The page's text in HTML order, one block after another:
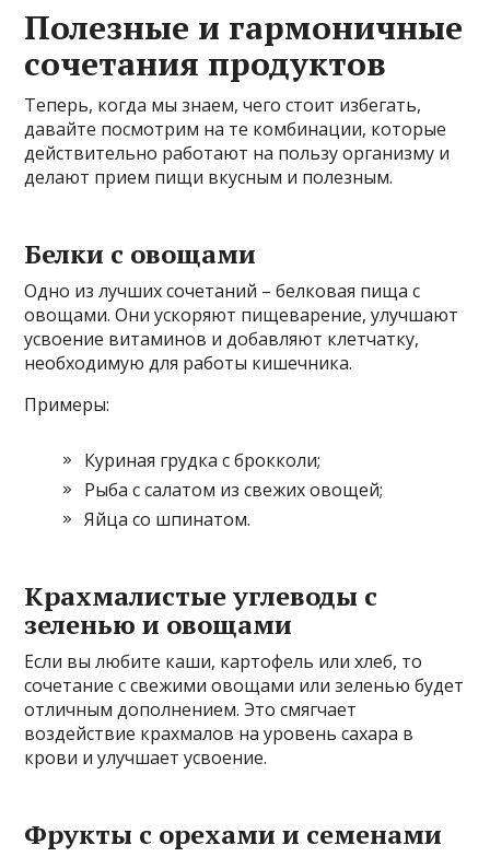
Полезные и гармоничные
сочетания продуктов
Теперь, когда мы знаем, чего стоит избегать,
давайте посмотрим на те комбинации, которые
действительно работают на пользу организму и
делают прием пищи вкусным и полезным.
Белки с овощами
Одно из лучших сочетаний – белковая пища с
овощами. Они ускоряют пищеварение, улучшают
усвоение витаминов и добавляют клетчатку,
необходимую для работы кишечника.
Примеры:
Куриная грудка с брокколи;
Рыба с салатом из свежих овощей;
Яйца со шпинатом.
Крахмалистые углеводы с
зеленью и овощами
Если вы любите каши, картофель или хлеб, то
сочетание с свежими овощами или зеленью будет
отличным дополнением. Это смягчает
воздействие крахмалов на уровень сахара в
крови и улучшает усвоение.
Фрукты с орехами и семенами